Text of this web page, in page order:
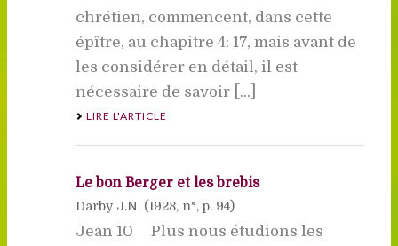
chrétien, commencent, dans cette
épître, au chapitre 4: 17, mais avant de
les considérer en détail, il est
nécessaire de savoir [...]
LIRE L'ARTICLE
Le bon Berger et les brebis
Darby J.N. (1928, n°, p. 94)
Jean 10 Plus nous étudions les